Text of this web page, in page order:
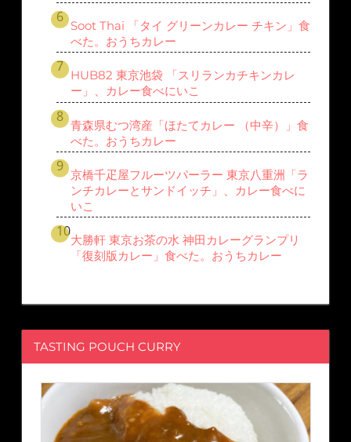
Soot Thai 「タイ グリーンカレー チキン」食
べた。おうちカレー
HUB82 東京池袋 「スリランカチキンカレ
ー」、カレー食べにいこ
青森県むつ湾産「ほたてカレー （中辛）」食
べた。おうちカレー
京橋千疋屋フルーツパーラー 東京八重洲「ラ
ンチカレーとサンドイッチ」、カレー食べに
いこ
大勝軒 東京お茶の水 神田カレーグランプリ
「復刻版カレー」食べた。おうちカレー
TASTING POUCH CURRY